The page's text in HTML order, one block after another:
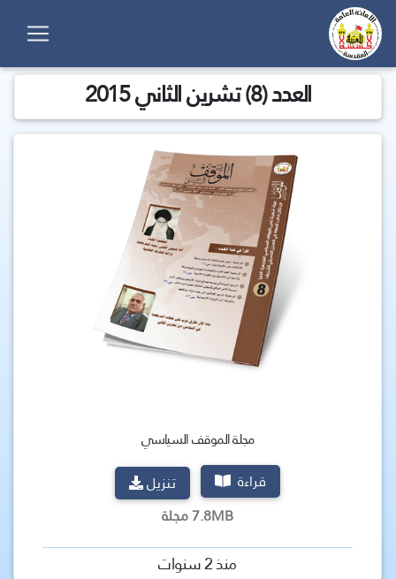
العدد (8) تشرين الثاني 2015
مجلة الموقف السياسي
قراءة
تنزيل
7.8MB مجلة
منذ 2 سنوات